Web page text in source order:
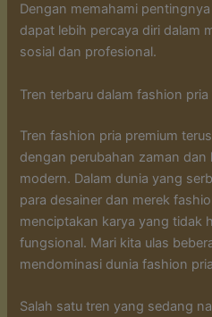
Dengan memahami
dapat lebih percaya diri dalam
sosial dan profesional.
Tren terbaru dalam fashion pria
Tren fashion pria premium
dengan perubahan zaman dan
modern. Dalam dunia yang
para desainer dan merek
menciptakan karya yang tidak
fungsional. Mari kita ulas
mendominasi dunia fashion
Salah satu tren yang sedang